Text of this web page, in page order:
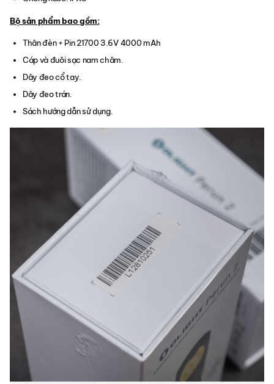
Bộ sản phẩm bao gồm:
Thân đèn + Pin 21700 3.6V 4000 mAh
Cáp và đuôi sạc nam châm.
Dây đeo cổ tay.
Dây đeo trán.
Sách hướng dẫn sử dụng.